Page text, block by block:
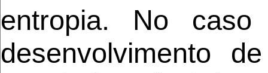
entropia. No caso
desenvolvimento